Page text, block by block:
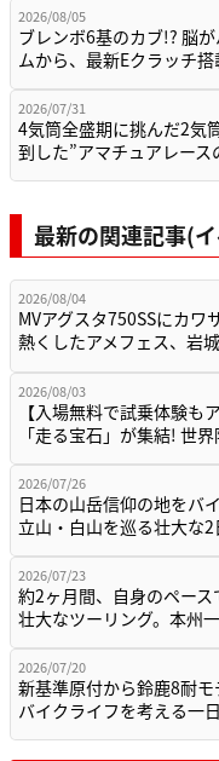
2026/08/05
ブレンボ6基のカブ!? 脳
ムから、最新Eクラッチ
2026/07/31
4気筒全盛期に挑んだ2気
到した”アマチュアレー
最新の関連記事(
2026/08/04
MVアグスタ750SSにカワ
熱くしたアメフェス、岩
2026/08/03
【入場無料で試乗体験も
「走る宝石」が集結! 世
2026/07/26
日本の山岳信仰の地をバ
立山・白山を巡る壮大な
2026/07/23
約2ヶ月間、自身のペー
壮大なツーリング。本州
2026/07/20
新基準原付から鈴鹿8耐
バイクライフを考える一